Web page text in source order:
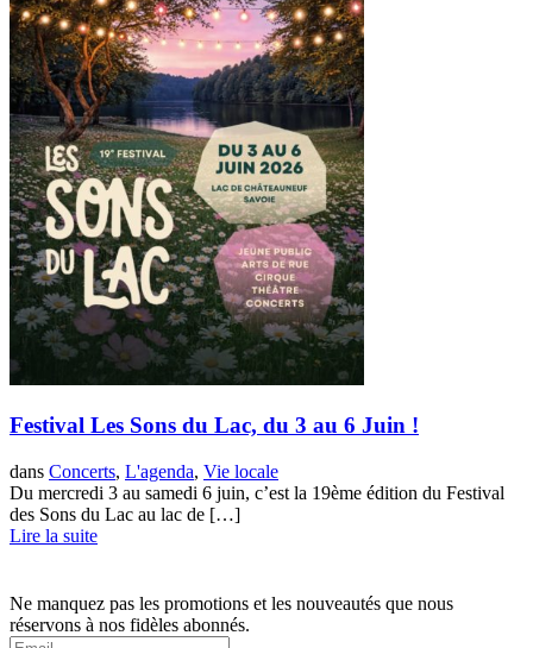
Festival Les Sons du Lac, du 3 au 6 Juin !
dans Concerts, L'agenda, Vie locale
Du mercredi 3 au samedi 6 juin, c’est la 19ème édition du Festival
des Sons du Lac au lac de […]
Lire la suite
Ne manquez pas les promotions et les nouveautés que nous
réservons à nos fidèles abonnés.